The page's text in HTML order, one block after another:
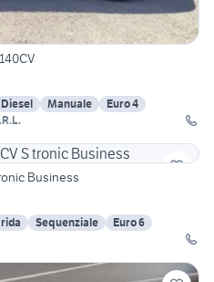
Diesel Manuale
Euro 4
Business
Sequenziale
Euro 6